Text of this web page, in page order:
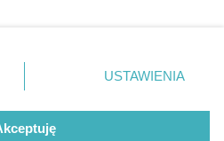
Instagram.com
Youtube.com
ustawień prywatności
rogu strony
. Niektóre
sprzeciwić się takiemu
USTAWIENIA